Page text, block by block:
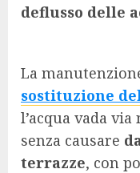
deflusso delle
La
sostituzione
l’acqua vada
senza causare
terrazze, con